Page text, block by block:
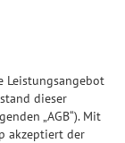
Leistungsangebot
dieser
„AGB“). Mit
akzeptiert der